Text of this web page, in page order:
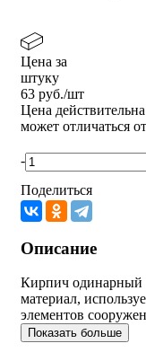
Цена за
штуку
63 руб./шт
Цена
может отличаться
-
Поделиться
Описание
Кирпич одинарный
материал,
элементов
Показать больше